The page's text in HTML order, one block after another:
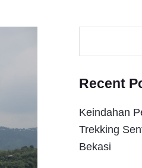
Recent
Keindahan
Trekking
Bekasi